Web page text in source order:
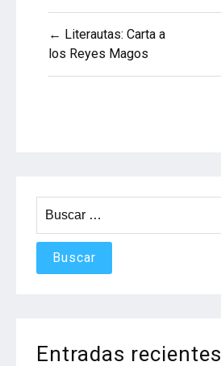
Navegación
de
← Literautas: Carta a
los Reyes Magos
Entradas recientes